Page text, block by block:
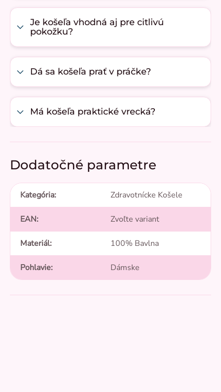
Je košeľa vhodná aj pre citlivú
pokožku?
Dá sa košeľa prať v práčke?
Má košeľa praktické vrecká?
Dodatočné parametre
Kategória: Zdravotnícke Košele
EAN: Zvoľte variant
Materiál: 100% Bavlna
Pohlavie: Dámske